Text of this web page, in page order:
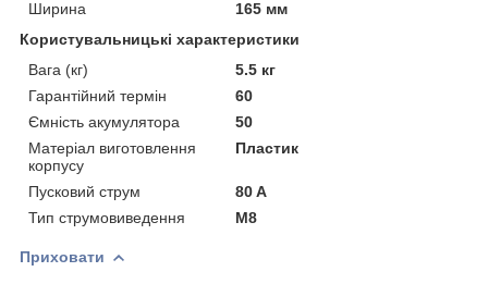
Ширина
165 мм
Користувальницькі характеристики
Вага (кг)
5.5 кг
Гарантійний термін
60
Ємність акумулятора
50
Матеріал виготовлення
корпусу
Пластик
Пусковий струм
80 A
Тип струмовиведення
М8
Приховати